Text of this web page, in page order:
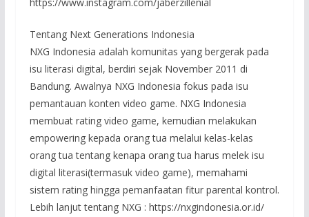
Tentang Next Generations Indonesia
NXG Indonesia adalah komunitas yang bergerak pada
isu literasi digital, berdiri sejak November 2011 di
Bandung. Awalnya NXG Indonesia fokus pada isu
pemantauan konten video game. NXG Indonesia
membuat rating video game, kemudian melakukan
empowering kepada orang tua melalui kelas-kelas
orang tua tentang kenapa orang tua harus melek isu
digital literasi(termasuk video game), memahami
sistem rating hingga pemanfaatan fitur parental kontrol.
Lebih lanjut tentang NXG : https://nxgindonesia.or.id/